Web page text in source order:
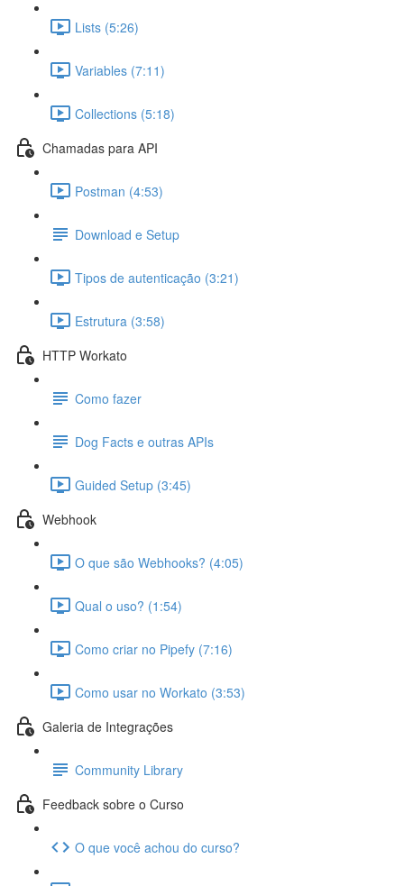
Lists (5:26)
Variables (7:11)
Collections (5:18)
Chamadas para API
Postman (4:53)
Download e Setup
Tipos de autenticação (3:21)
Estrutura (3:58)
HTTP Workato
Como fazer
Dog Facts e outras APIs
Guided Setup (3:45)
Webhook
O que são Webhooks? (4:05)
Qual o uso? (1:54)
Como criar no Pipefy (7:16)
Como usar no Workato (3:53)
Galeria de Integrações
Community Library
Feedback sobre o Curso
O que você achou do curso?